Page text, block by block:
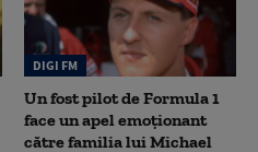
DIGI FM
Un fost pilot de Formula 1
face un apel emoționant
către familia lui Michael